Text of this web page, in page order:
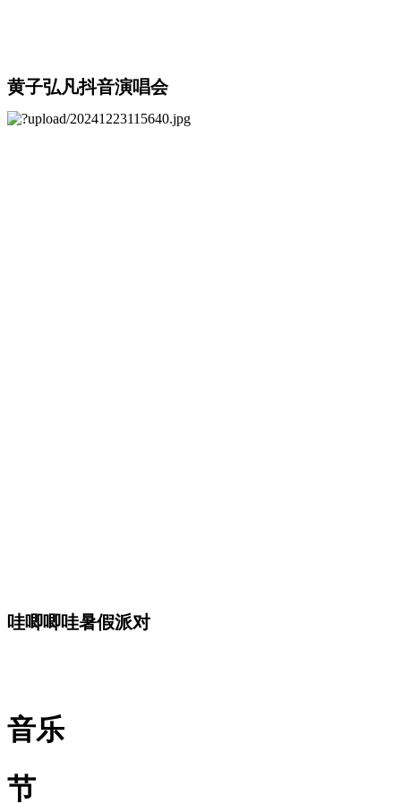
黄子弘凡抖音演唱会
哇唧唧哇暑假派对
音乐
节